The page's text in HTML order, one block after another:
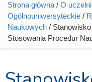
Jesteś tutaj
Strona główna / O uczelni
Ogólnouniwersyteckie /
Naukowych /
Stosowania Procedur